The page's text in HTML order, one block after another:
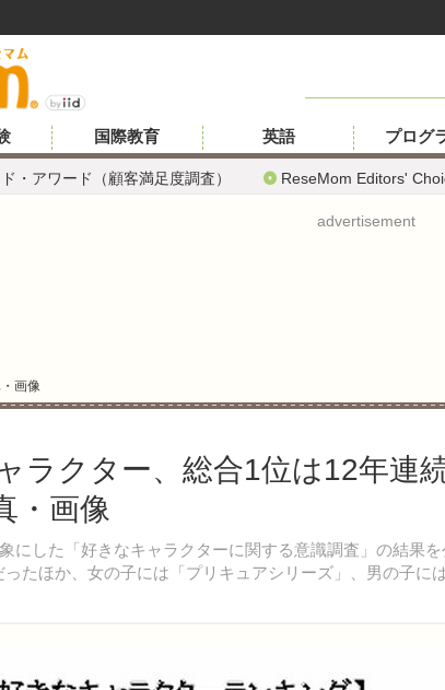
・アワード（顧客満足度調査） ReseMom Editors'
国際教育 英語 プログ
advertisement
画像
ラクター、総合1位は12年連
・画像
にした「好きなキャラクターに関する意識調査」の結果を
たほか、女の子には「プリキュアシリーズ」、男の子に